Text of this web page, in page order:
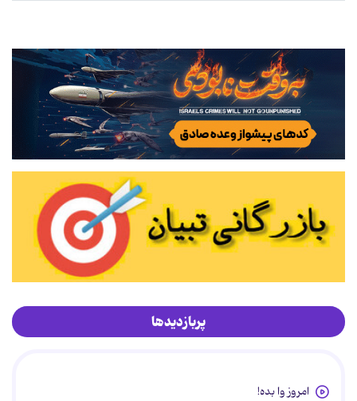
پربازدیدها
امروز وا بده!